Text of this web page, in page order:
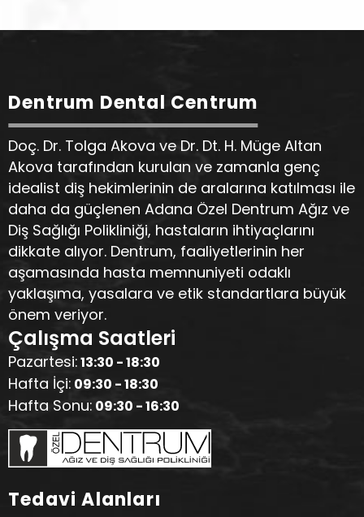
Dentrum Dental Centrum
Doç. Dr. Tolga Akova ve Dr. Dt. H. Müge Altan
Akova tarafından kurulan ve zamanla genç
idealist diş hekimlerinin de aralarına katılması ile
daha da güçlenen Adana Özel Dentrum Ağız ve
Diş Sağlığı Polikliniği, hastaların ihtiyaçlarını
dikkate alıyor. Dentrum, faaliyetlerinin her
aşamasında hasta memnuniyeti odaklı
yaklaşıma, yasalara ve etik standartlara büyük
önem veriyor.
Çalışma Saatleri
Pazartesi:13:30 - 18:30
Hafta İçi: 09:30 - 18:30
Hafta Sonu: 09:30 - 16:30
Tedavi Alanları